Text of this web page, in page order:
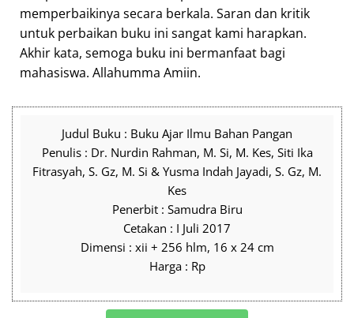
memperbaikinya secara berkala. Saran dan kritik
untuk perbaikan buku ini sangat kami harapkan.
Akhir kata, semoga buku ini bermanfaat bagi
mahasiswa. Allahumma Amiin.
Judul Buku : Buku Ajar Ilmu Bahan Pangan
Penulis : Dr. Nurdin Rahman, M. Si, M. Kes, Siti Ika
Fitrasyah, S. Gz, M. Si & Yusma Indah Jayadi, S. Gz, M.
Kes
Penerbit : Samudra Biru
Cetakan : I Juli 2017
Dimensi : xii + 256 hlm, 16 x 24 cm
Harga : Rp